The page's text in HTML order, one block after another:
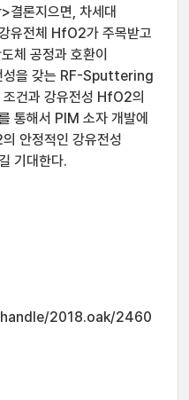
론지으면, 차세대
유전체 HfO2가 주목받고
체 공정과 호환이
성을 갖는 RF-Sputtering
건과 강유전성 HfO2의
통해서 PIM 소자 개발에
안정적인 강유전성
기대한다.
2018.oak/2460